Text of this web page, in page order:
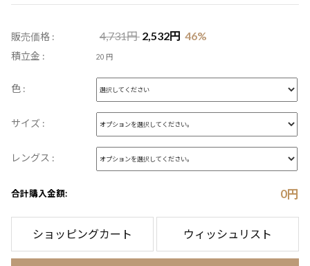
販売価格 : 4,731円 2,532円 46%
積立金 : 20 円
色 :
サイズ :
レングス :
合計購入金額: 0円
ショッピングカート ウィッシュリスト